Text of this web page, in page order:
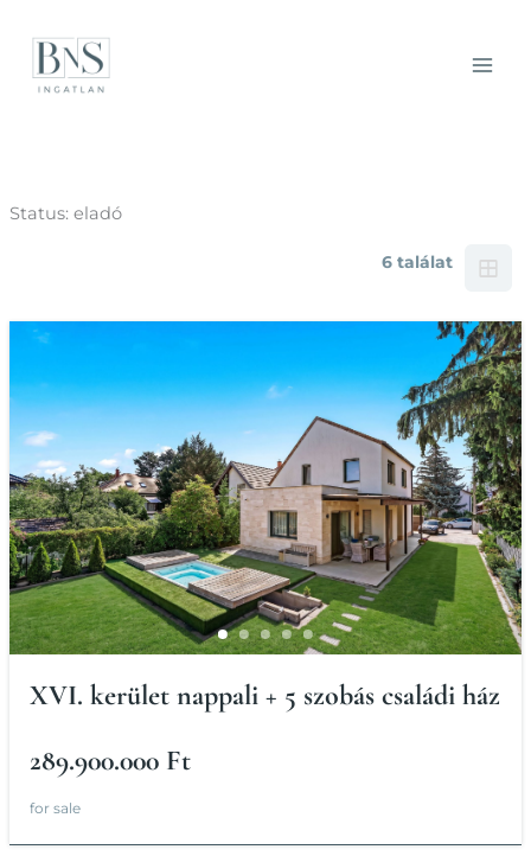
content
Status: eladó
6 találat
XVI. kerület nappali + 5 szobás családi ház
289.900.000 Ft
for sale